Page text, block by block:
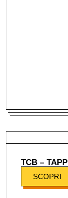
TCB –
SCOPRI